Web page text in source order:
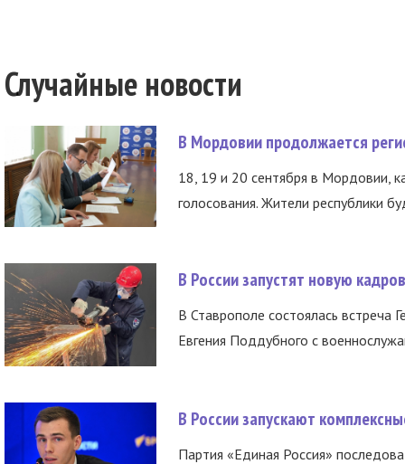
Случайные новости
В Мордовии продолжается
18, 19 и 20 сентября в Мордовии,
голосования. Жители республики
В России запустят новую
В Ставрополе состоялась встреча
Евгения Поддубного с
В России запускают
Партия «Единая Россия»